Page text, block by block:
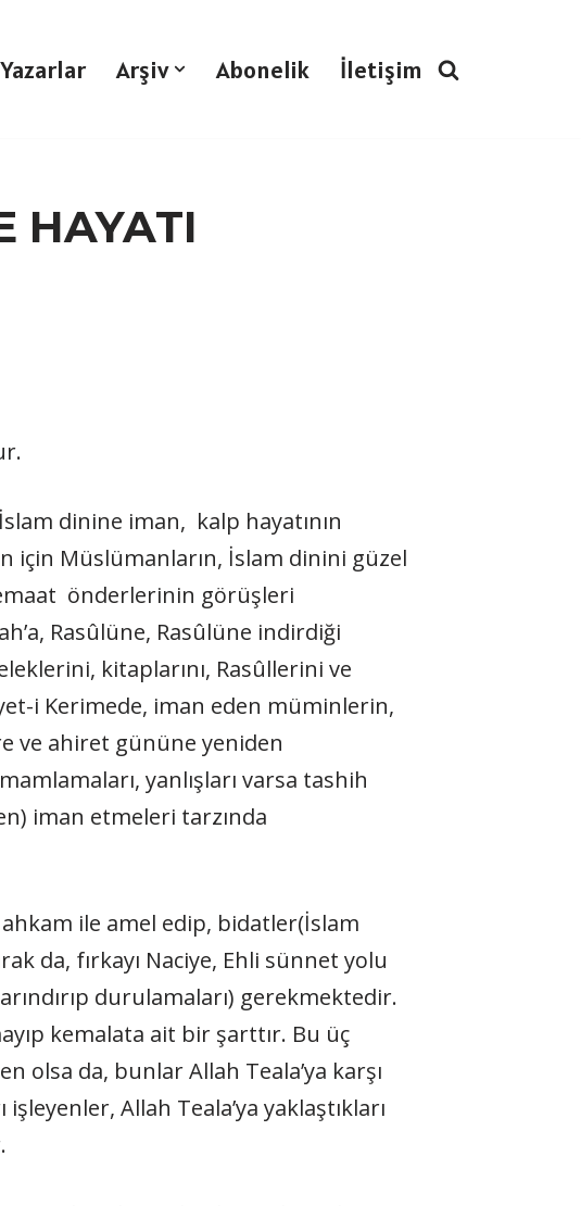
Yazarlar Arşiv Abonelik İletişim
HAYATI
dinine iman, kalp hayatının
için Müslümanların, İslam dinini güzel
önderlerinin görüşleri
Rasûlüne, Rasûlüne indirdiği
kitaplarını, Rasûllerini ve
i Kerimede, iman eden müminlerin,
ve ahiret gününe yeniden
yanlışları varsa tashih
iman etmeleri tarzında
ile amel edip, bidatler(İslam
da, fırkayı Naciye, Ehli sünnet yolu
durulamaları) gerekmektedir.
kemalata ait bir şarttır. Bu üç
olsa da, bunlar Allah Teala’ya karşı
işleyenler, Allah Teala’ya yaklaştıkları